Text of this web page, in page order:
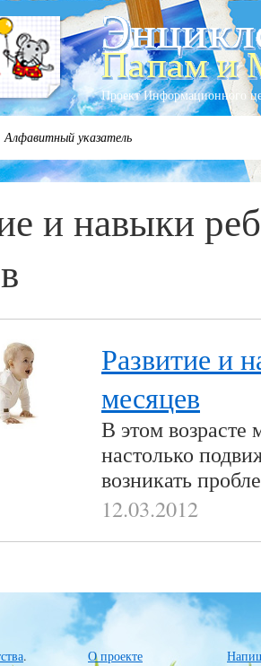
Проект Информационного
Алфавитный указатель
и навыки
Развитие и
месяцев
В этом возрасте
настолько
возникать
12.03.2012
.
О проекте